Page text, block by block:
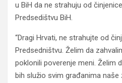
u BiH da ne strahuju od
Predsedištvu BiH.
“Dragi Hrvati, ne strahujte od
Predsedništvu. Želim da
poklonili poverenje meni. Želim
bih služio svim građanima naše